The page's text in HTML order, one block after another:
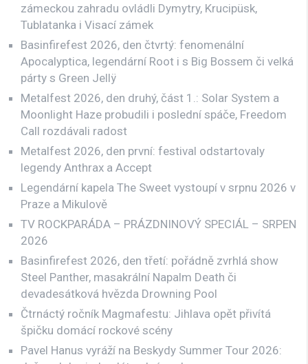
zámeckou zahradu ovládli Dymytry, Krucipüsk,
Tublatanka i Visací zámek
Basinfirefest 2026, den čtvrtý: fenomenální
Apocalyptica, legendární Root i s Big Bossem či velká
párty s Green Jellÿ
Metalfest 2026, den druhý, část 1.: Solar System a
Moonlight Haze probudili i poslední spáče, Freedom
Call rozdávali radost
Metalfest 2026, den první: festival odstartovaly
legendy Anthrax a Accept
Legendární kapela The Sweet vystoupí v srpnu 2026 v
Praze a Mikulově
TV ROCKPARÁDA – PRÁZDNINOVÝ SPECIÁL – SRPEN
2026
Basinfirefest 2026, den třetí: pořádně zvrhlá show
Steel Panther, masakrální Napalm Death či
devadesátková hvězda Drowning Pool
Čtrnáctý ročník Magmafestu: Jihlava opět přivítá
špičku domácí rockové scény
Pavel Hanus vyráží na Beskydy Summer Tour 2026: